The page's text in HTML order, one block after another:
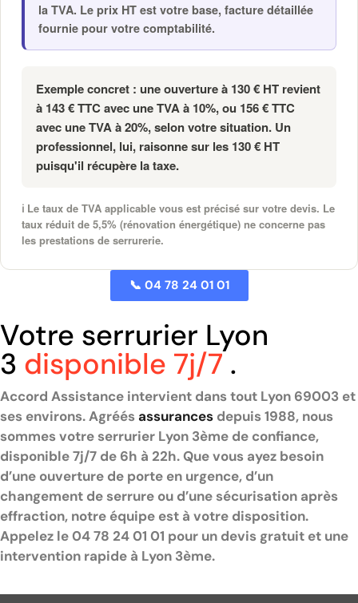
la TVA. Le prix HT est votre base, facture détaillée
fournie pour votre comptabilité.
Exemple concret : une ouverture à 130 € HT revient
à 143 € TTCavec une TVA à 10%, ou 156 € TTC
avec une TVA à 20%, selon votre situation. Un
professionnel, lui, raisonne sur les 130 € HT
puisqu'il récupère la taxe.
ℹ️ Le taux de TVA applicable vous est précisé sur votre devis. Le
taux réduit de 5,5% (rénovation énergétique) ne concerne pas
les prestations de serrurerie.
📞 04 78 24 01 01
Votre serrurier Lyon
3 disponible 7j/7.
Accord Assistance intervient dans tout Lyon 69003 et
ses environs. Agréés assurances depuis 1988, nous
sommes votre serrurier Lyon 3ème de confiance,
disponible 7j/7 de 6h à 22h. Que vous ayez besoin
d’une ouverture de porte en urgence, d’un
changement de serrure ou d’une sécurisation après
effraction, notre équipe est à votre disposition.
Appelez le 04 78 24 01 01 pour un devis gratuit et une
intervention rapide à Lyon 3ème.